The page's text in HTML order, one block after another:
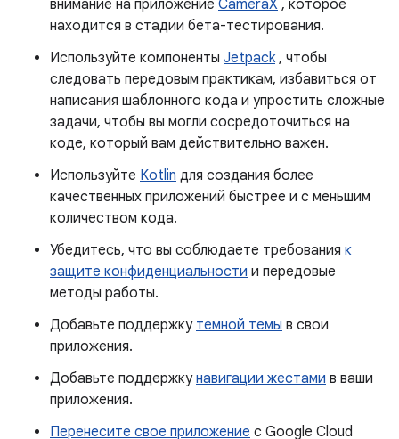
внимание на приложение CameraX , которое
находится в стадии бета-тестирования.
Используйте компоненты Jetpack, чтобы
следовать передовым практикам, избавиться от
написания шаблонного кода и упростить сложные
задачи, чтобы вы могли сосредоточиться на
коде, который вам действительно важен.
Используйте Kotlin для создания более
качественных приложений быстрее и с меньшим
количеством кода.
Убедитесь, что вы соблюдаете требования к
защите конфиденциальности и передовые
методы работы.
Добавьте поддержку темной темы в свои
приложения.
Добавьте поддержкунавигации жестами в ваши
приложения.
Перенесите свое приложение с Google Cloud